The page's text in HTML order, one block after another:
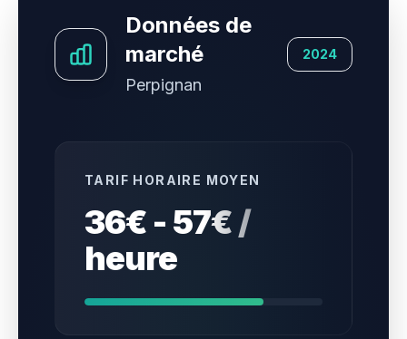
Données de
marché
Perpignan
2024
TARIF HORAIRE MOYEN
36€ - 57€ /
heure